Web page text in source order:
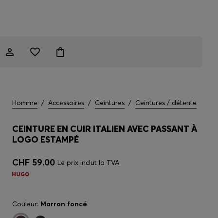
Homme / Accessoires / Ceintures / Ceintures / détente
CEINTURE EN CUIR ITALIEN AVEC PASSANT À
LOGO ESTAMPÉ
CHF 59.00 Le prix inclut la TVA
Couleur: Marron foncé